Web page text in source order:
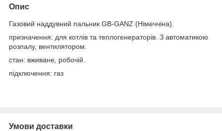
Опис
Газовий наддувний пальник GB-GANZ (Німеччіна).
призначення: для котлів та теплогенераторів. З автоматикою
розпалу, вентилятором.
стан: вживане, робочій.
підключення: газ
Умови доставки